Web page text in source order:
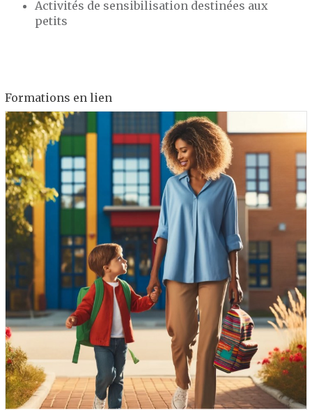
Activités de sensibilisation destinées aux
petits
Formations en lien